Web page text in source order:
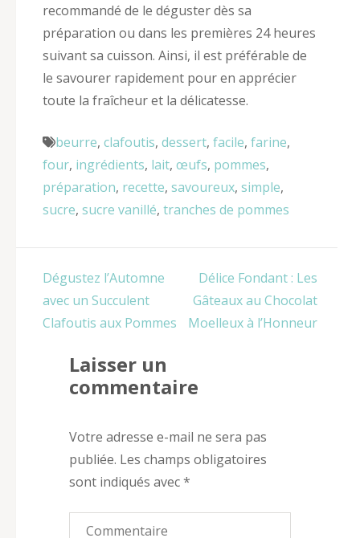
recommandé de le déguster dès sa
préparation ou dans les premières 24 heures
suivant sa cuisson. Ainsi, il est préférable de
le savourer rapidement pour en apprécier
toute la fraîcheur et la délicatesse.
beurre, clafoutis, dessert, facile, farine,
four, ingrédients, lait, œufs, pommes,
préparation, recette, savoureux, simple,
sucre, sucre vanillé, tranches de pommes
Navigation
de
l’article
Dégustez l’Automne
avec un Succulent
Clafoutis aux Pommes
Délice Fondant : Les
Gâteaux au Chocolat
Moelleux à l’Honneur
Laisser un
commentaire
Votre adresse e-mail ne sera pas
publiée. Les champs obligatoires
sont indiqués avec*